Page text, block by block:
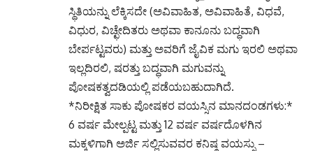
ಸ್ಥಿತಿಯನ್ನು ಲೆಕ್ಕಿಸದೇ (ಅವಿವಾಹಿತ, ಅವಿವಾಹಿತೆ, ವಿಧವೆ,
ವಿಧುರ, ವಿಚ್ಛೇದಿತರು ಅಥವಾ ಕಾನೂನು ಬದ್ಧವಾಗಿ
ಬೇರ್ಪಟ್ಟವರು) ಮತ್ತು ಅವರಿಗೆ ಜೈವಿಕ ಮಗು ಇರಲಿ ಅಥವಾ
ಇಲ್ಲದಿರಲಿ, ಷರತ್ತು ಬದ್ಧವಾಗಿ ಮಗುವನ್ನು
ಪೋಷಕತ್ವದಡಿಯಲ್ಲಿ ಪಡೆಯಬಹುದಾಗಿದೆ.
*ನಿರೀಕ್ಷಿತ ಸಾಕು ಪೋಷಕರ ವಯಸ್ಸಿನ ಮಾನದಂಡಗಳು:*
6 ವರ್ಷ ಮೇಲ್ಪಟ್ಟ ಮತ್ತು 12 ವರ್ಷ ವರ್ಷದೊಳಗಿನ
ಮಕ್ಕಳಿಗಾಗಿ ಅರ್ಜಿ ಸಲ್ಲಿಸುವವರ ಕನಿಷ್ಠ ವಯಸ್ಸು –